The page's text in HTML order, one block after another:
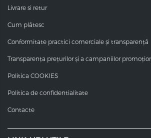
Livrare si retur
Cum plătesc
Conformitate practici comerciale și transparență
Transparența prețurilor și a campaniilor
Politica COOKIES
Politica de confidentialitate
Contacte